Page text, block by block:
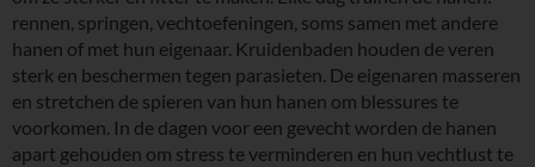
rennen, springen, vechtoefeningen, soms samen met andere
hanen of met hun eigenaar. Kruidenbaden houden de veren
sterk en beschermen tegen parasieten. De eigenaren masseren
en stretchen de spieren van hun hanen om blessures te
voorkomen. In de dagen voor een gevecht worden de hanen
apart gehouden om stress te verminderen en hun vechtlust te